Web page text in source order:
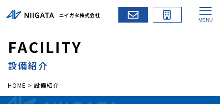
FACILITY
設備紹介
HOME >設備紹介